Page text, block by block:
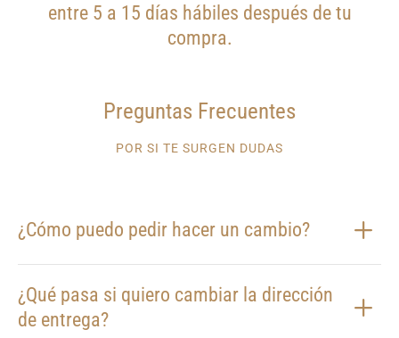
entre 5 a 15 días hábiles después de tu
compra.
Preguntas Frecuentes
POR SI TE SURGEN DUDAS
¿Cómo puedo pedir hacer un cambio?
¿Qué pasa si quiero cambiar la dirección
de entrega?